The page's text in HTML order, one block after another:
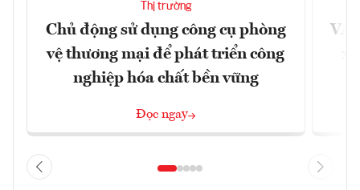
Thị trường
Chủ động sử dụng công cụ phòng
vệ thương mại để phát triển công
nghiệp hóa chất bền vững
Đọc ngay